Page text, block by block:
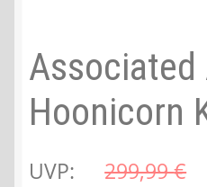
Associated
Hoonicorn
UVP: 299,99 €